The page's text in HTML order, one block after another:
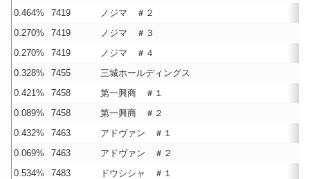
0.464%
7419
ノジマ ＃２
0.270%
7419
ノジマ ＃３
0.270%
7419
ノジマ ＃４
0.328%
7455
三城ホールディングス
0.421%
7458
第一興商 ＃１
0.089%
7458
第一興商 ＃２
0.432%
7463
アドヴァン ＃１
0.069%
7463
アドヴァン ＃２
0.534%
7483
ドウシシャ ＃１